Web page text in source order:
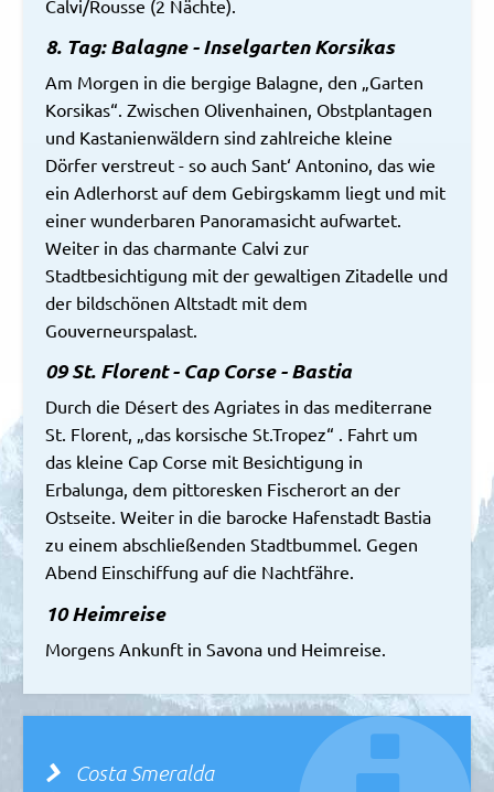
Calvi/Rousse (2 Nächte).
8. Tag: Balagne - Inselgarten Korsikas
Am Morgen in die bergige Balagne, den „Garten
Korsikas“. Zwischen Olivenhainen, Obstplantagen
und Kastanienwäldern sind zahlreiche kleine
Dörfer verstreut - so auch Sant‘ Antonino, das wie
ein Adlerhorst auf dem Gebirgskamm liegt und mit
einer wunderbaren Panoramasicht aufwartet.
Weiter in das charmante Calvi zur
Stadtbesichtigung mit der gewaltigen Zitadelle und
der bildschönen Altstadt mit dem
Gouverneurspalast.
09 St. Florent - Cap Corse - Bastia
Durch die Désert des Agriates in das mediterrane
St. Florent, „das korsische St.Tropez“ . Fahrt um
das kleine Cap Corse mit Besichtigung in
Erbalunga, dem pittoresken Fischerort an der
Ostseite. Weiter in die barocke Hafenstadt Bastia
zu einem abschließenden Stadtbummel. Gegen
Abend Einschiffung auf die Nachtfähre.
10 Heimreise
Morgens Ankunft in Savona und Heimreise.
Costa Smeralda